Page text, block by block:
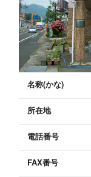
名称(かな)
所在地
電話番号
FAX番号